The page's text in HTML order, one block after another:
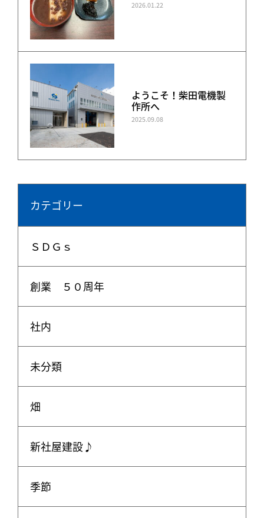
2026.01.22
ようこそ！柴田電機製
作所へ
2025.09.08
カテゴリー
ＳＤＧｓ
創業 ５０周年
社内
未分類
畑
新社屋建設♪
季節